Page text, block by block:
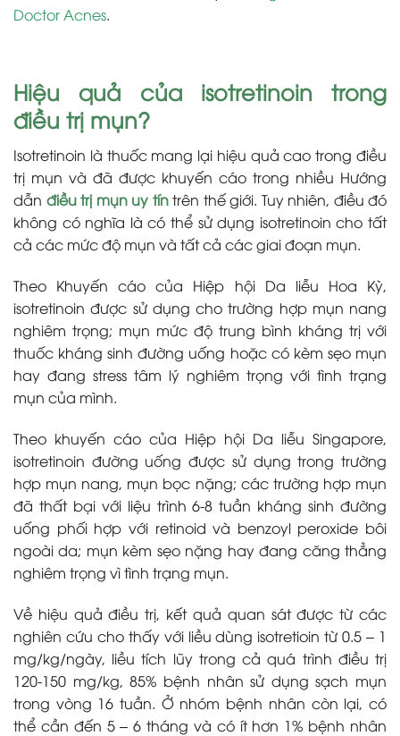
Doctor Acnes.
Hiệu quả của isotretinoin trong
điều trị mụn?
Isotretinoin là thuốc mang lại hiệu quả cao trong điều
trị mụn và đã được khuyến cáo trong nhiều Hướng
dẫn điều trị mụn uy tíntrên thế giới. Tuy nhiên, điều đó
không có nghĩa là có thể sử dụng isotretinoin cho tất
cả các mức độ mụn và tất cả các giai đoạn mụn.
Theo Khuyến cáo của Hiệp hội Da liễu Hoa Kỳ,
isotretinoin được sử dụng cho trường hợp mụn nang
nghiêm trọng; mụn mức độ trung bình kháng trị với
thuốc kháng sinh đường uống hoặc có kèm sẹo mụn
hay đang stress tâm lý nghiêm trọng với tình trạng
mụn của mình.
Theo khuyến cáo của Hiệp hội Da liễu Singapore,
isotretinoin đường uống được sử dụng trong trường
hợp mụn nang, mụn bọc nặng; các trường hợp mụn
đã thất bại với liệu trình 6-8 tuần kháng sinh đường
uống phối hợp với retinoid và benzoyl peroxide bôi
ngoài da; mụn kèm sẹo nặng hay đang căng thẳng
nghiêm trọng vì tình trạng mụn.
Về hiệu quả điều trị, kết quả quan sát được từ các
nghiên cứu cho thấy với liều dùng isotretioin từ 0.5 – 1
mg/kg/ngày, liều tích lũy trong cả quá trình điều trị
120-150 mg/kg, 85% bệnh nhân sử dụng sạch mụn
trong vòng 16 tuần. Ở nhóm bệnh nhân còn lại, có
thể cần đến 5 – 6 tháng và có ít hơn 1% bệnh nhân